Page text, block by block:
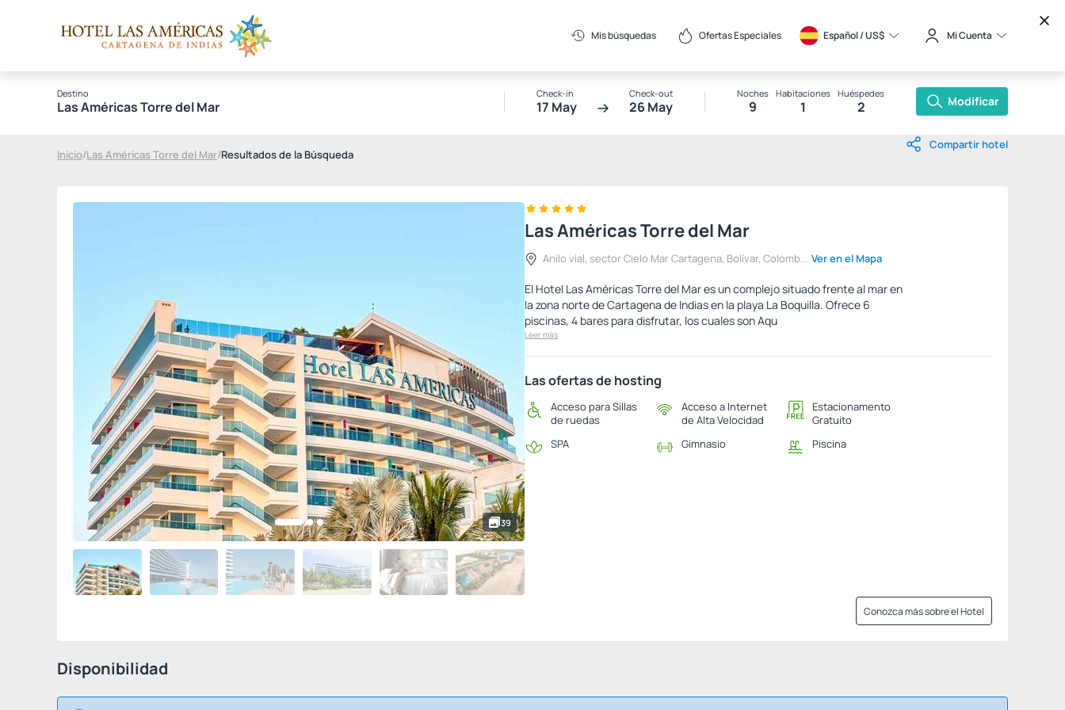
Mis búsquedas Ofertas Especiales Español / US$ Mi Cuenta
Destino
Las Américas Torre del Mar
Check-in
17 May
Check-out
26 May
Noches
9
Habitaciones
1
Huéspedes
2 Modificar
Inicio/Las Américas Torre del Mar/Resultados de la Búsqueda
Compartir hotel
39
Las Américas Torre del Mar
Anilo vial, sector Cielo Mar Cartagena, Bolívar, Colomb... Ver en el Mapa
El Hotel Las Américas Torre del Mar es un complejo situado frente al mar en
la zona norte de Cartagena de Indias en la playa La Boquilla. Ofrece 6
piscinas, 4 bares para disfrutar, los cuales son Aqu
Leer más
Las ofertas de hosting
Acceso para Sillas
de ruedas
Acceso a Internet
de Alta Velocidad
Estacionamento
Gratuito
SPA
Gimnasio Piscina
Conozca más sobre el Hotel
Disponibilidad